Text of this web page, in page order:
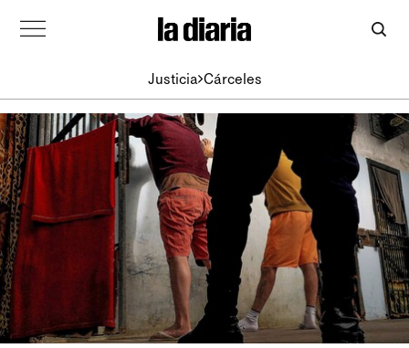
Justicia Cárceles